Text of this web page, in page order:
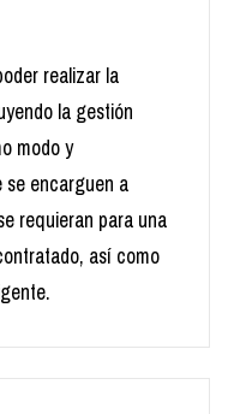
realizar la
la gestión
modo y
encarguen a
requieran para una
así como